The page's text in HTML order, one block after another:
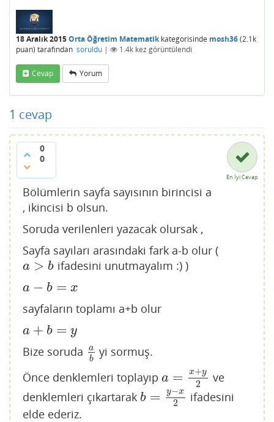
18 Aralık 2015Orta Öğretim Matematikkategorisinde mosh36(2.1k
puan) tarafından soruldu | 1.4k kez görüntülendi
Cevap Yorum
1 cevap
0
0
En İyi Cevap
Bölümlerin sayfa sayısının birincisi a
, ikincisi b olsun.
Soruda verilenleri yazacak olursak ,
Sayfa sayıları arasındaki fark a-b olur (
a > b
a> b ifadesini unutmayalım :) )
a − b = x
a−b=x
sayfaların toplamı a+b olur
a + b = y
a+b=y
Bize soruda
a
b
ab yi sormuş.
Önce denklemleri toplayıp a = x+y
2
a=x+ y2
ve
denklemleri çıkartarak b = y−x
2
b =y− x2
ifadesini
elde ederiz.